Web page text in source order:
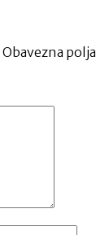
Obavezna polja